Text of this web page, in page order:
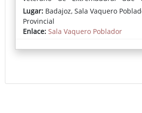
edición siendo una referencia
certámenes pictóricos más
provincia.
Lugar: Badajoz, Sala Vaquero
Provincial
Enlace: Sala Vaquero Poblador